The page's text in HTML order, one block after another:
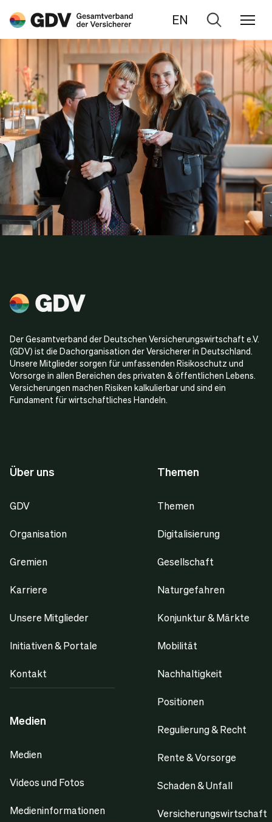
EN
Zur
Suche
Der Gesamtverband der Deutschen Versicherungswirtschaft e.V.
(GDV) ist die Dachorganisation der Versicherer in Deutschland.
Unsere Mitglieder sorgen für umfassenden Risikoschutz und
Vorsorge in allen Bereichen des privaten & öffentlichen Lebens.
Versicherungen machen Risiken kalkulierbar und sind ein
Fundament für wirtschaftliches Handeln.
Über uns
GDV
Organisation
Gremien
Karriere
Unsere Mitglieder
Initiativen & Portale
Kontakt
Medien
Medien
Videos und Fotos
Medieninformationen
Themen
Themen
Digitalisierung
Gesellschaft
Naturgefahren
Konjunktur & Märkte
Mobilität
Nachhaltigkeit
Positionen
Regulierung & Recht
Rente & Vorsorge
Schaden & Unfall
Versicherungswirtschaft